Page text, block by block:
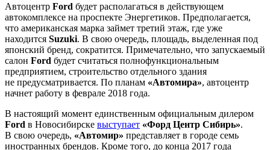
Автоцентр Ford будет располагаться в действующем
автокомплексе на проспекте Энергетиков. Предполагается,
что американская марка займет третий этаж, где уже
находится Suzuki. В свою очередь, площадь, выделенная под
японский бренд, сократится. Примечательно, что запускаемый
салон Ford будет считаться полнофункциональным
предприятием, строительство отдельного здания
не предусматривается. По планам «Автомира», автоцентр
начнет работу в феврале 2018 года.
В настоящий момент единственным официальным дилером
Ford в Новосибирске выступает «Форд Центр Сибирь».
В свою очередь, «Автомир» представляет в городе семь
иностранных брендов. Кроме того, до конца 2017 года